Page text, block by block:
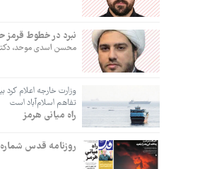
نبرد در خطوط قرمز
محسن اسدی موحد،
وزارت خارجه اعلام کرد
تفاهم اسلام‌آباد است
راه میانی هرمز
روزنامه قدس شماره ۱۰۹۹۵